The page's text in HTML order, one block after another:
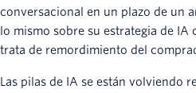
conversacional en un plazo de un
lo mismo sobre su estrategia de
trata de remordimiento del
Las pilas de IA se están volviendo